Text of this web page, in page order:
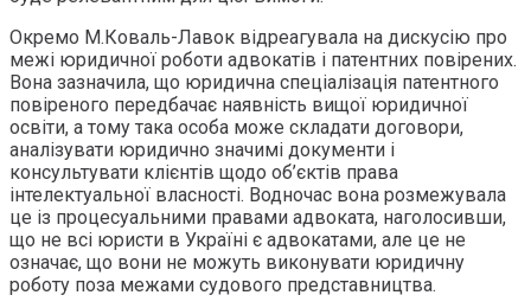
Окремо М.Коваль-Лавок відреагувала на дискусію про
межі юридичної роботи адвокатів і патентних повірених.
Вона зазначила, що юридична спеціалізація патентного
повіреного передбачає наявність вищої юридичної
освіти, а тому така особа може складати договори,
аналізувати юридично значимі документи і
консультувати клієнтів щодо об’єктів права
інтелектуальної власності. Водночас вона розмежувала
це із процесуальними правами адвоката, наголосивши,
що не всі юристи в Україні є адвокатами, але це не
означає, що вони не можуть виконувати юридичну
роботу поза межами судового представництва.